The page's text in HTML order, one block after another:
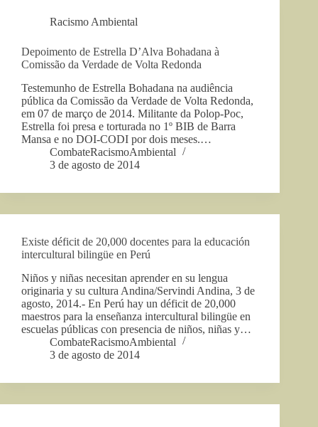
Racismo Ambiental
Depoimento de Estrella D’Alva Bohadana à
Comissão da Verdade de Volta Redonda
Testemunho de Estrella Bohadana na audiência
pública da Comissão da Verdade de Volta Redonda,
em 07 de março de 2014. Militante da Polop-Poc,
Estrella foi presa e torturada no 1º BIB de Barra
Mansa e no DOI-CODI por dois meses.…
CombateRacismoAmbiental
3 de agosto de 2014
Existe déficit de 20,000 docentes para la educación
intercultural bilingüe en Perú
Niños y niñas necesitan aprender en su lengua
originaria y su cultura Andina/Servindi Andina, 3 de
agosto, 2014.- En Perú hay un déficit de 20,000
maestros para la enseñanza intercultural bilingüe en
escuelas públicas con presencia de niños, niñas y…
CombateRacismoAmbiental
3 de agosto de 2014